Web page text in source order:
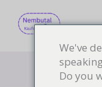
treści
We've
Do you